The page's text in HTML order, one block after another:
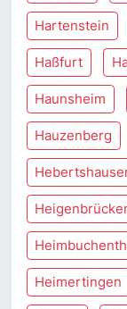
Hartenstein
Haßfurt
Haunsheim
Hauzenberg
Heimertingen